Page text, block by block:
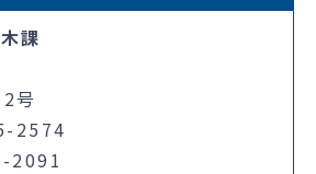
課
号
2574
2091